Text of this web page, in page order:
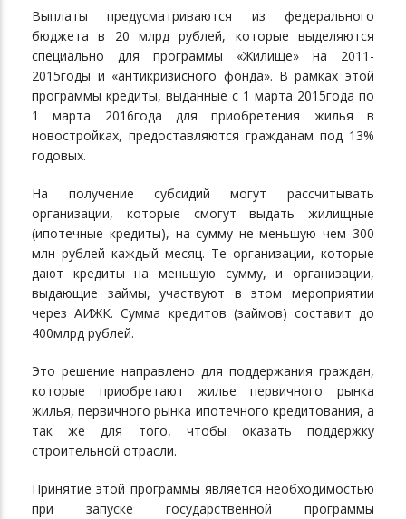
Выплаты предусматриваются из федерального
бюджета в 20 млрд рублей, которые выделяются
специально для программы «Жилище» на 2011-
2015годы и «антикризисного фонда». В рамках этой
программы кредиты, выданные с 1 марта 2015года по
1 марта 2016года для приобретения жилья в
новостройках, предоставляются гражданам под 13%
годовых.
На получение субсидий могут рассчитывать
организации, которые смогут выдать жилищные
(ипотечные кредиты), на сумму не меньшую чем 300
млн рублей каждый месяц. Те организации, которые
дают кредиты на меньшую сумму, и организации,
выдающие займы, участвуют в этом мероприятии
через АИЖК. Сумма кредитов (займов) составит до
400млрд рублей.
Это решение направлено для поддержания граждан,
которые приобретают жилье первичного рынка
жилья, первичного рынка ипотечного кредитования, а
так же для того, чтобы оказать поддержку
строительной отрасли.
Принятие этой программы является необходимостью
при запуске государственной программы